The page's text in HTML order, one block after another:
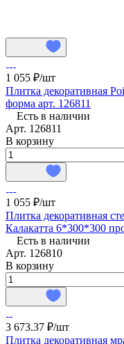
1 055 ₽/шт
Плитка декоративная
форма арт. 126811
Есть в наличии
Арт. 126811
В корзину
1 055 ₽/шт
Плитка декоративная
Калакатта 6*300*300
Есть в наличии
Арт. 126810
В корзину
3 673.37 ₽/шт
Плитка декоративная